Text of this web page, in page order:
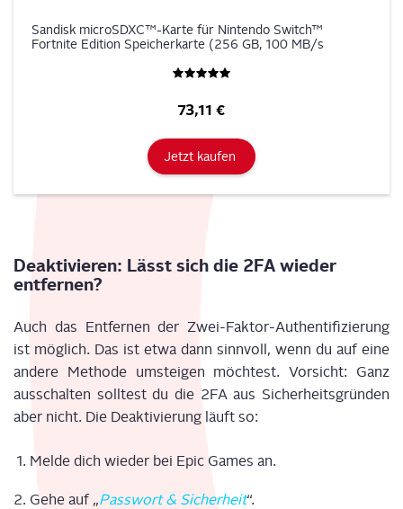
Sandisk microSDXC™-Karte für Nintendo Switch™
Fortnite Edition Speicherkarte (256 GB, 100 MB/s
73,11 €
Jetzt kaufen
Deak­ti­vie­ren: Lässt sich die 2FA wie­der
entfernen?
Auch das Ent­fer­nen der Zwei-Fak­tor-Authen­ti­fi­zie­rung
ist mög­lich. Das ist etwa dann sinn­voll, wenn du auf eine
ande­re Metho­de umstei­gen möch­test. Vor­sicht: Ganz
aus­schal­ten soll­test du die 2FA aus Sicher­heits­grün­den
aber nicht. Die Deak­ti­vie­rung läuft so:
Mel­de dich wie­der bei Epic Games an.
Gehe auf „Pass­wort & Sicher­heit“.